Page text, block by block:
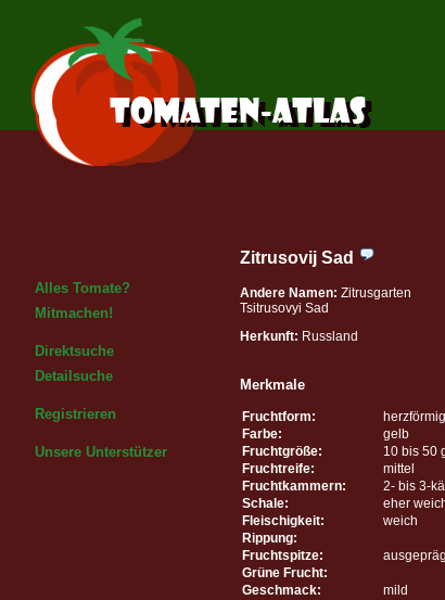
Alles Tomate?
Mitmachen!
Direktsuche
Detailsuche
Registrieren
Unsere Unterstützer
Zitrusovij Sad
Andere Namen: Zitrusgarten
Tsitrusovyi Sad
Herkunft: Russland
Merkmale
Fruchtform:
herzförmig
Farbe:
gelb
Fruchtgröße:
10 bis 50
Fruchtreife:
mittel
Fruchtkammern:
2- bis 3-
Schale:
eher
Fleischigkeit:
weich
Rippung:
Fruchtspitze:
Grüne Frucht:
Geschmack:
mild